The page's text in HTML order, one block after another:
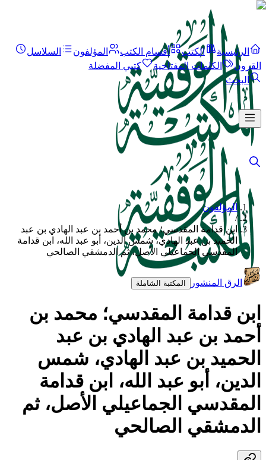
الرئيسية الكتب أقسام الكتب المؤلفون
السلاسل
القرون
الكلمات المفتاحية
كتبي المفضلة
البحث
المؤلفون
/
ابن قدامة المقدسي؛ محمد بن أحمد بن عبد الهادي بن عبد
الحميد بن عبد الهادي، شمس الدين، أبو عبد الله، ابن قدامة
المقدسي الجماعيلي الأصل، ثم الدمشقي الصالحي
الرق المنشور المكتبة الشاملة
ابن قدامة المقدسي؛ محمد بن
أحمد بن عبد الهادي بن عبد
الحميد بن عبد الهادي، شمس
الدين، أبو عبد الله، ابن قدامة
المقدسي الجماعيلي الأصل، ثم
الدمشقي الصالحي